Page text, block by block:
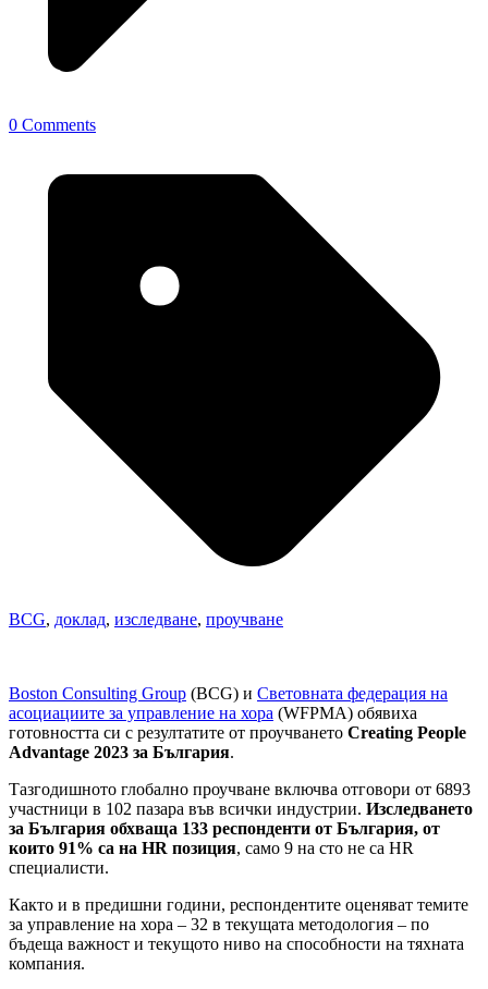
0 Comments
BCG, доклад, изследване, проучване
Boston Consulting Group (BCG) и Световната федерация на
асоциациите за управление на хора (WFPMA) обявиха
готовността си с резултатите от проучването Creating People
Advantage 2023 за България.
Тазгодишното глобално проучване включва отговори от 6893
участници в 102 пазара във всички индустрии. Изследването
за България обхваща 133 респонденти от България, от
които 91% са на HR позиция, само 9 на сто не са HR
специалисти.
Както и в предишни години, респондентите оценяват темите
за управление на хора – 32 в текущата методология – по
бъдеща важност и текущото ниво на способности на тяхната
компания.